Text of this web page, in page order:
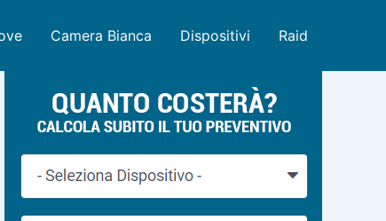
Camera Bianca Dispositivi Raid